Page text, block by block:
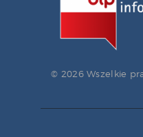
© 2026 Wszelkie